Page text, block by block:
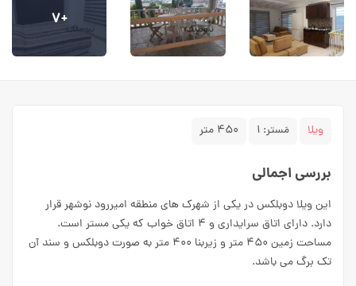
+۷
ویلا مَستر: ۱ ۴۵۰ متر
بررسی اجمالی
این ویلا دوبلکس در یکی از شهرک های منطقه امیررود نوشهر قرار
دارد. دارای اتاق سرایداری و ۴ اتاق خواب که یکی مستر است.
مساحت زمین ۴۵۰ متر و زیربنا ۴۰۰ متر به صورت دوبلکس و سند آن
تک برگ می باشد.